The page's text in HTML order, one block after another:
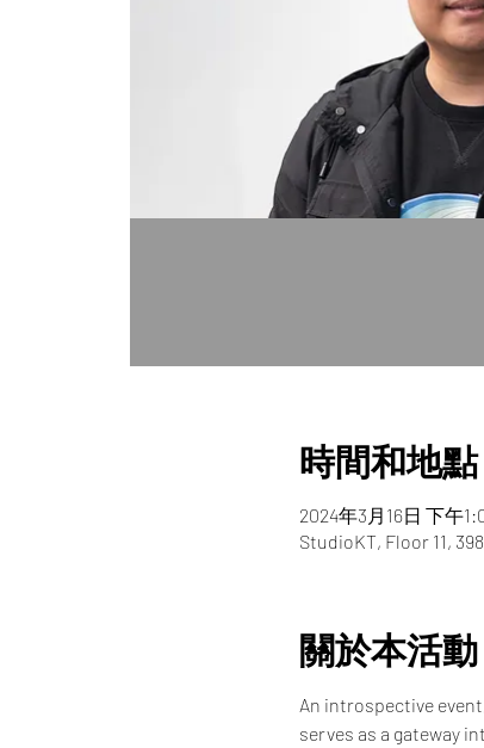
時間和地點
2024年3月16日 下午
StudioKT, Floor 11,
關於本活動
An introspective
serves as a gateway